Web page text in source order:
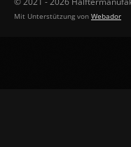
Mit Unterstützung von Webador